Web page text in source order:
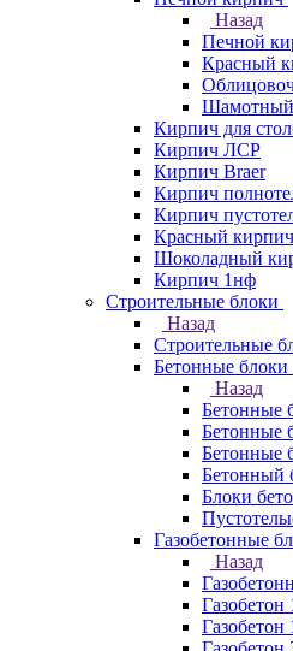
Назад
Печной
Красный
Кирпич для
Кирпич ЛСР
Кирпич Braer
Кирпич
Кирпич
Красный кирпич
Шоколадный
Кирпич 1нф
Строительные блоки
Назад
Строительные
Бетонные блоки
Назад
Бетонные
Бетонные
Бетонные
Бетонный
Блоки
Газобетонные
Назад